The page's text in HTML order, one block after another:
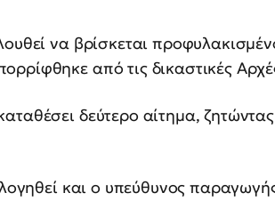
να βρίσκεται
από τις δικαστικές
δεύτερο αίτημα,
και ο υπεύθυνος